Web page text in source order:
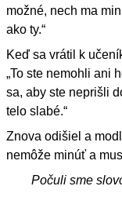
možné, nech ma
ako ty.“
Keď sa vrátil k
„To ste nemohli ani
sa, aby ste neprišli
telo slabé.“
Znova odišiel a
nemôže minúť a
Počuli sme